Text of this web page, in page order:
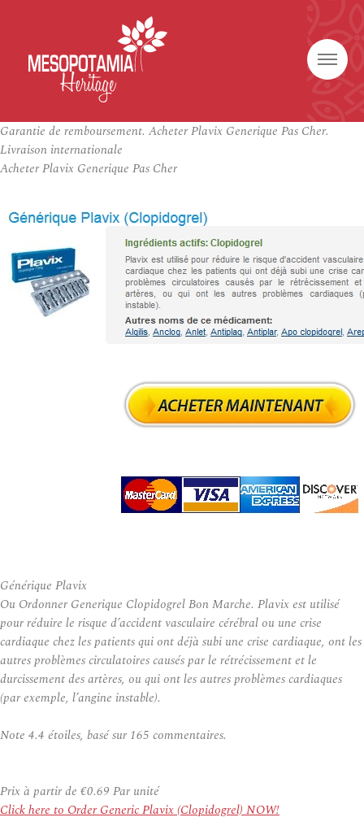
Garantie de remboursement. Acheter Plavix Generique Pas Cher.
Livraison internationale
Acheter Plavix Generique Pas Cher
Générique Plavix
Ou Ordonner Generique Clopidogrel Bon Marche. Plavix est utilisé
pour réduire le risque d’accident vasculaire cérébral ou une crise
cardiaque chez les patients qui ont déjà subi une crise cardiaque, ont les
autres problèmes circulatoires causés par le rétrécissement et le
durcissement des artères, ou qui ont les autres problèmes cardiaques
(par exemple, l’angine instable).
Note 4.4 étoiles, basé sur 165 commentaires.
Prix à partir de €0.69 Par unité
Click here to Order Generic Plavix (Clopidogrel) NOW!